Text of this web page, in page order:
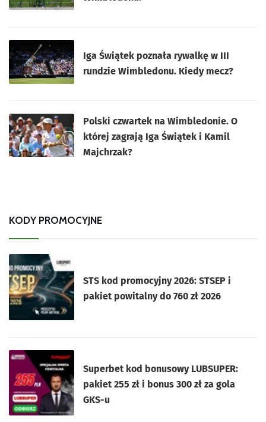
Iga Świątek poznała rywalkę w III
rundzie Wimbledonu. Kiedy mecz?
Polski czwartek na Wimbledonie. O
której zagrają Iga Świątek i Kamil
Majchrzak?
KODY PROMOCYJNE
STS kod promocyjny 2026: STSEP i
pakiet powitalny do 760 zł 2026
Superbet kod bonusowy LUBSUPER:
pakiet 255 zł i bonus 300 zł za gola
GKS-u